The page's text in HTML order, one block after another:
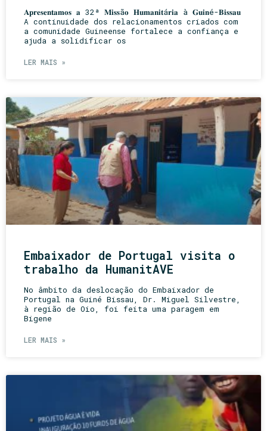
𝐀𝐩𝐫𝐞𝐬𝐞𝐧𝐭𝐚𝐦𝐨𝐬 𝐚 32ª 𝐌𝐢𝐬𝐬ã𝐨 𝐇𝐮𝐦𝐚𝐧𝐢𝐭á𝐫𝐢𝐚 à 𝐆𝐮𝐢𝐧é-𝐁𝐢𝐬𝐬𝐚𝐮
A continuidade dos relacionamentos criados com
a comunidade Guineense fortalece a confiança e
ajuda a solidificar os
LER MAIS »
Embaixador de Portugal visita o
trabalho da HumanitAVE
No âmbito da deslocação do Embaixador de
Portugal na Guiné Bissau, Dr. Miguel Silvestre,
à região de Oio, foi feita uma paragem em
Bigene
LER MAIS »